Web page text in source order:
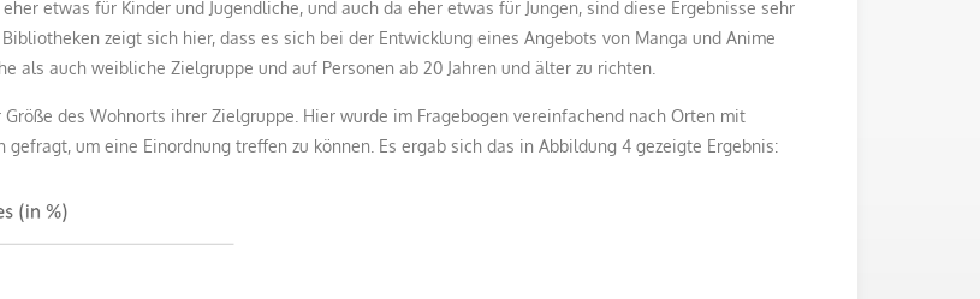
etwas für Kinder und Jugendliche, und auch da eher etwas für Jungen, sind diese Ergebnisse sehr
zeigt sich hier, dass es sich bei der Entwicklung eines Angebots von Manga und Anime
als auch weibliche Zielgruppe und auf Personen ab 20 Jahren und älter zu richten.
des Wohnorts ihrer Zielgruppe. Hier wurde im Fragebogen vereinfachend nach Orten mit
um eine Einordnung treffen zu können. Es ergab sich das in Abbildung 4 gezeigte Ergebnis: